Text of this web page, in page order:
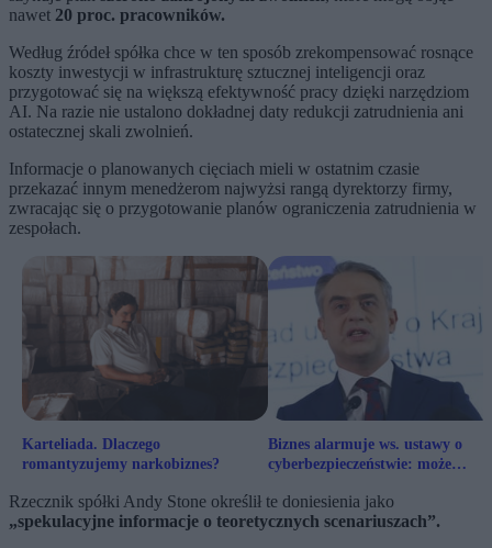
nawet 20 proc. pracowników.
Według źródeł spółka chce w ten sposób zrekompensować rosnące
koszty inwestycji w infrastrukturę sztucznej inteligencji oraz
przygotować się na większą efektywność pracy dzięki narzędziom
AI. Na razie nie ustalono dokładnej daty redukcji zatrudnienia ani
ostatecznej skali zwolnień.
Informacje o planowanych cięciach mieli w ostatnim czasie
przekazać innym menedżerom najwyżsi rangą dyrektorzy firmy,
zwracając się o przygotowanie planów ograniczenia zatrudnienia w
zespołach.
Karteliada. Dlaczego
romantyzujemy narkobiznes?
Biznes alarmuje ws. ustawy o
cyberbezpieczeństwie: może
Rzecznik spółki Andy Stone określił te doniesienia jako
„spekulacyjne informacje o teoretycznych scenariuszach”.